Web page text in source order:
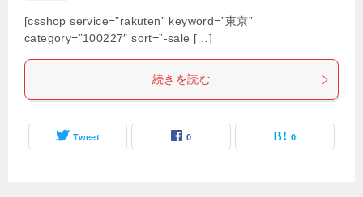
[csshop service=”rakuten” keyword=”東京”
category=”100227″ sort=”-sale […]
続きを読む
Tweet 0 0